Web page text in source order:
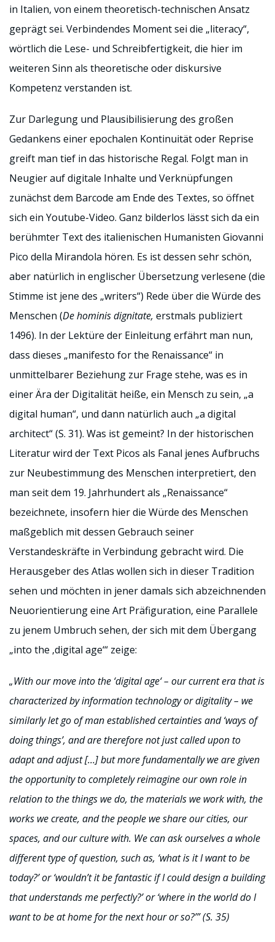
in Italien, von einem theoretisch-technischen Ansatz
geprägt sei. Verbindendes Moment sei die „literacy“,
wörtlich die Lese- und Schreibfertigkeit, die hier im
weiteren Sinn als theoretische oder diskursive
Kompetenz verstanden ist.
Zur Darlegung und Plausibilisierung des großen
Gedankens einer epochalen Kontinuität oder Reprise
greift man tief in das historische Regal. Folgt man in
Neugier auf digitale Inhalte und Verknüpfungen
zunächst dem Barcode am Ende des Textes, so öffnet
sich ein Youtube-Video. Ganz bilderlos lässt sich da ein
berühmter Text des italienischen Humanisten Giovanni
Pico della Mirandola hören. Es ist dessen sehr schön,
aber natürlich in englischer Übersetzung verlesene (die
Stimme ist jene des „writers“) Rede über die Würde des
Menschen (De hominis dignitate, erstmals publiziert
1496). In der Lektüre der Einleitung erfährt man nun,
dass dieses „manifesto for the Renaissance“ in
unmittelbarer Beziehung zur Frage stehe, was es in
einer Ära der Digitalität heiße, ein Mensch zu sein, „a
digital human“, und dann natürlich auch „a digital
architect“ (S. 31). Was ist gemeint? In der historischen
Literatur wird der Text Picos als Fanal jenes Aufbruchs
zur Neubestimmung des Menschen interpretiert, den
man seit dem 19. Jahrhundert als „Renaissance“
bezeichnete, insofern hier die Würde des Menschen
maßgeblich mit dessen Gebrauch seiner
Verstandeskräfte in Verbindung gebracht wird. Die
Herausgeber des Atlas wollen sich in dieser Tradition
sehen und möchten in jener damals sich abzeichnenden
Neuorientierung eine Art Präfiguration, eine Parallele
zu jenem Umbruch sehen, der sich mit dem Übergang
„into the ‚digital age‘“ zeige:
„With our move into the ‘digital age‘ – our current era that is
characterized by information technology or digitality – we
similarly let go of man established certainties and ‘ways of
doing things’, and are therefore not just called upon to
adapt and adjust […] but more fundamentally we are given
the opportunity to completely reimagine our own role in
relation to the things we do, the materials we work with, the
works we create, and the people we share our cities, our
spaces, and our culture with. We can ask ourselves a whole
different type of question, such as, ‘what is it I want to be
today?’ or ‘wouldn’t it be fantastic if I could design a building
that understands me perfectly?’ or ‘where in the world do I
want to be at home for the next hour or so?’” (S. 35)